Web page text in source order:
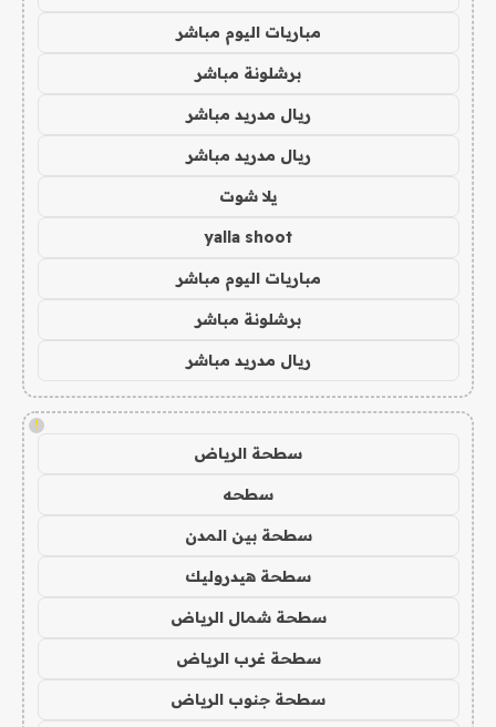
مباريات اليوم مباشر
برشلونة مباشر
ريال مدريد مباشر
ريال مدريد مباشر
يلا شوت
yalla shoot
مباريات اليوم مباشر
برشلونة مباشر
ريال مدريد مباشر
!
سطحة الرياض
سطحه
سطحة بين المدن
سطحة هيدروليك
سطحة شمال الرياض
سطحة غرب الرياض
سطحة جنوب الرياض